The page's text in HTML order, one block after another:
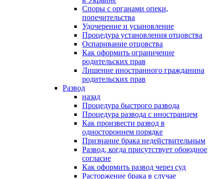
Споры с органами опеки,
попечительства
Удочерение и усыновление
Процедура установления отцовства
Оспаривание отцовства
Как оформить ограничение
родительских прав
Лишение иностранного гражданина
родительских прав
Развод
назад
Процедура быстрого развода
Процедура развода с иностранцем
Как произвести развод в
одностороннем порядке
Признание брака недействительным
Развод, когда присутствует обоюдное
согласие
Как оформить развод через суд
Расторжение брака в случае